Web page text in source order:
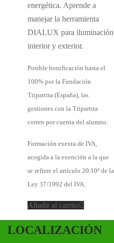
energética. Aprende a
manejar la herramienta
DIALUX para iluminación
interior y exterior.
Posible bonificación hasta el
100% por la Fundación
Tripartita (España), las
gestiones con la Tripartita
corren por cuenta del alumno.
Formación exenta de IVA,
acogida a la exención a la que
se refiere el artículo 20.10º de la
Ley 37/1992 del IVA.
Añadir al carrito
LOCALIZACIÓN